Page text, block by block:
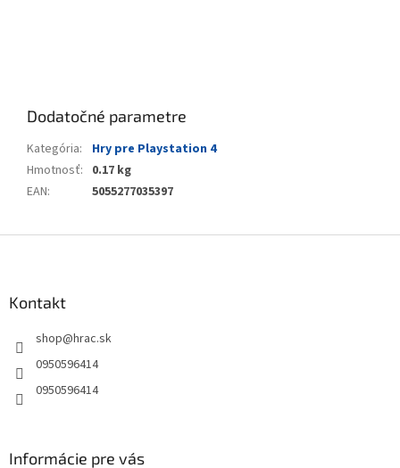
Dodatočné parametre
Kategória:
Hry pre Playstation 4
Hmotnosť: 0.17 kg
EAN: 5055277035397
Kontakt
shop@hrac.sk
0950596414
0950596414
Informácie pre vás